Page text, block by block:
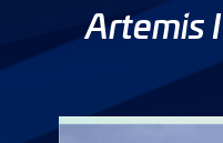
Artemis